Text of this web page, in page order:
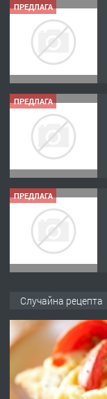
ПРЕДЛАГА
ПРЕДЛАГА
ПРЕДЛАГА
ПРЕДЛАГА
Случайна рецепта